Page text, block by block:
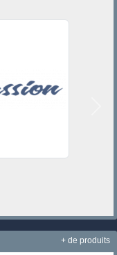
+ de produits